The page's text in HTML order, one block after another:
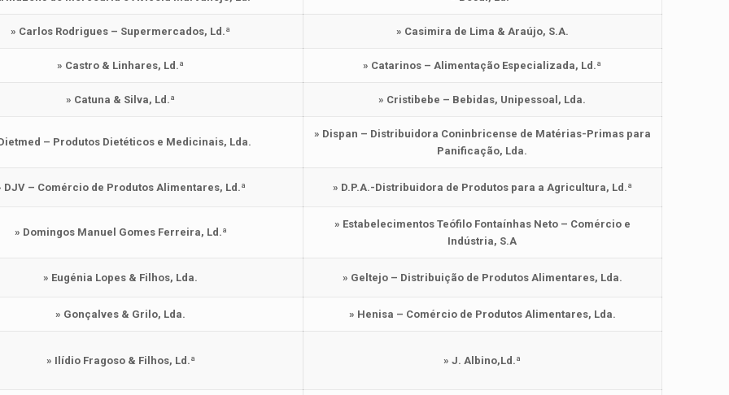
» Carlos Rodrigues – Supermercados, Ld.ª » Casimira de Lima & Araújo, S.A.
» Castro & Linhares, Ld.ª » Catarinos – Alimentação Especializada, Ld.ª
» Catuna & Silva, Ld.ª » Cristibebe – Bebidas, Unipessoal, Lda.
– Produtos Dietéticos e Medicinais, Lda.
» Dispan – Distribuidora Coninbricense de Matérias-Primas para
Panificação, Lda.
DJV – Comércio de Produtos Alimentares, Ld.ª » D.P.A.-Distribuidora de Produtos para a Agricultura, Ld.ª
» Domingos Manuel Gomes Ferreira, Ld.ª
» Estabelecimentos Teófilo Fontaínhas Neto – Comércio e
Indústria, S.A
» Eugénia Lopes & Filhos, Lda. » Geltejo – Distribuição de Produtos Alimentares, Lda.
» Gonçalves & Grilo, Lda. » Henisa – Comércio de Produtos Alimentares, Lda.
» Ilídio Fragoso & Filhos, Ld.ª » J. Albino,Ld.ª